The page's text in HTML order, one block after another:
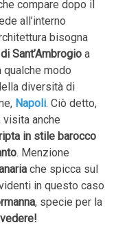
compare dopo il
all’interno
bisogna
Sant’Ambrogio a
qualche modo
diversità di
Napoli. Ciò detto,
visita anche
in stile barocco
. Menzione
che spicca sul
in questo caso
, specie per la